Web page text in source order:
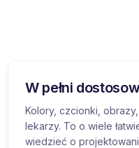
W pełni
Kolory, czcionki,
lekarzy. To o wiele
wiedzieć o